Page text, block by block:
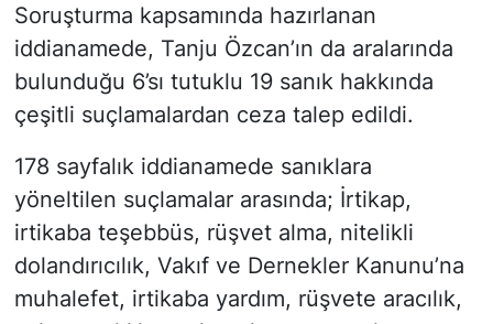
Soruşturma kapsamında hazırlanan
iddianamede, Tanju Özcan’ın da aralarında
bulunduğu 6’sı tutuklu 19 sanık hakkında
çeşitli suçlamalardan ceza talep edildi.
178 sayfalık iddianamede sanıklara
yöneltilen suçlamalar arasında; İrtikap,
irtikaba teşebbüs, rüşvet alma, nitelikli
dolandırıcılık, Vakıf ve Dernekler Kanunu’na
muhalefet, irtikaba yardım, rüşvete aracılık,